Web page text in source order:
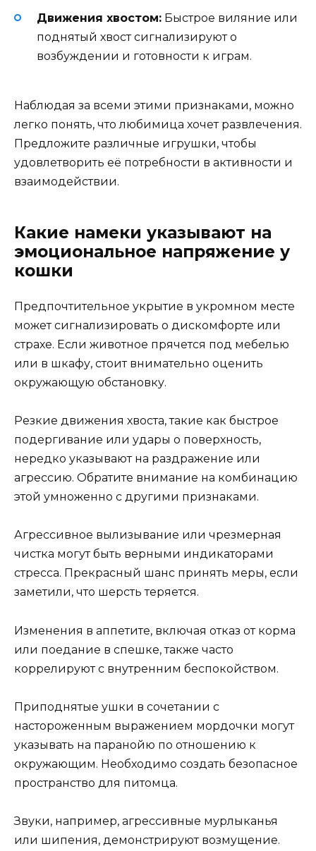
Движения хвостом: Быстрое виляние или
поднятый хвост сигнализируют о
возбуждении и готовности к играм.
Наблюдая за всеми этими признаками, можно
легко понять, что любимица хочет развлечения.
Предложите различные игрушки, чтобы
удовлетворить её потребности в активности и
взаимодействии.
Какие намеки указывают на
эмоциональное напряжение у
кошки
Предпочтительное укрытие в укромном месте
может сигнализировать о дискомфорте или
страхе. Если животное прячется под мебелью
или в шкафу, стоит внимательно оценить
окружающую обстановку.
Резкие движения хвоста, такие как быстрое
подергивание или удары о поверхность,
нередко указывают на раздражение или
агрессию. Обратите внимание на комбинацию
этой умноженно с другими признаками.
Агрессивное вылизывание или чрезмерная
чистка могут быть верными индикаторами
стресса. Прекрасный шанс принять меры, если
заметили, что шерсть теряется.
Изменения в аппетите, включая отказ от корма
или поедание в спешке, также часто
коррелируют с внутренним беспокойством.
Приподнятые ушки в сочетании с
настороженным выражением мордочки могут
указывать на паранойю по отношению к
окружающим. Необходимо создать безопасное
пространство для питомца.
Звуки, например, агрессивные мурлыканья
или шипения, демонстрируют возмущение.